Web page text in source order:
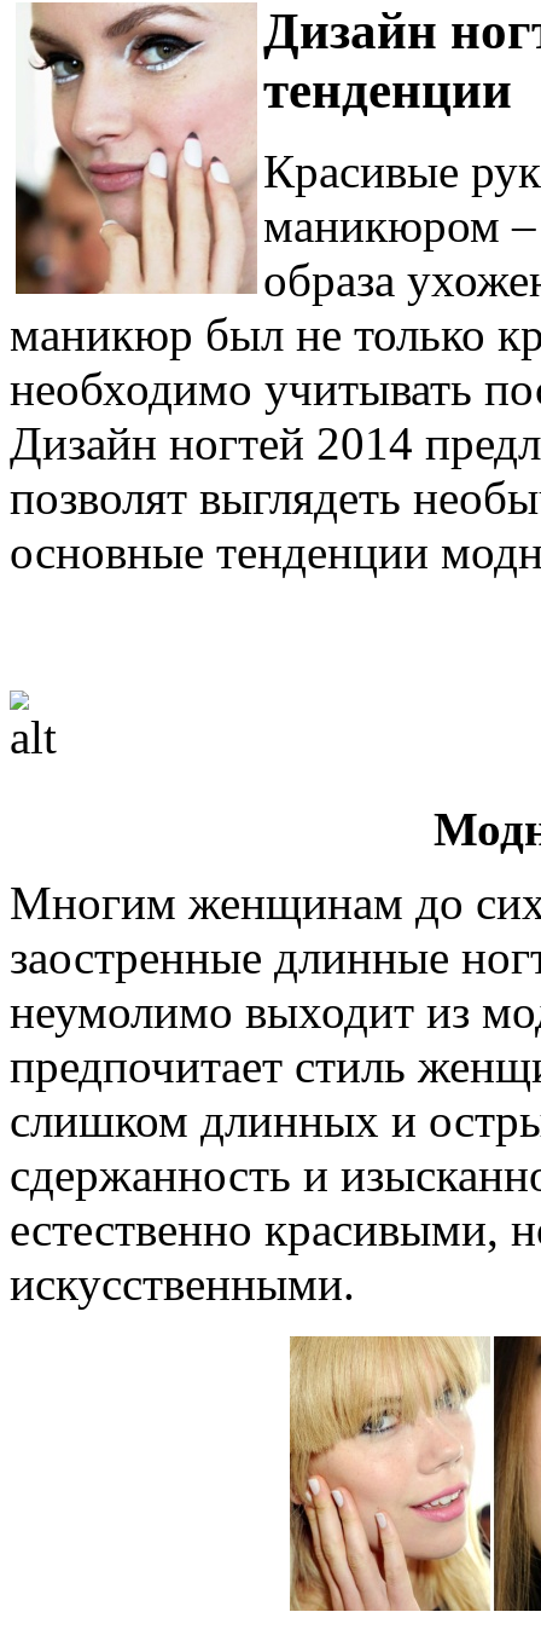
Дизайн
тенденции
Красивые
маникюром –
образа
маникюр был не только
необходимо учитывать
Дизайн ногтей 2014
позволят выглядеть
основные тенденции
Многим женщинам до
заостренные длинные
неумолимо выходит из
предпочитает стиль
слишком длинных и
сдержанность и
естественно красивыми,
искусственными.